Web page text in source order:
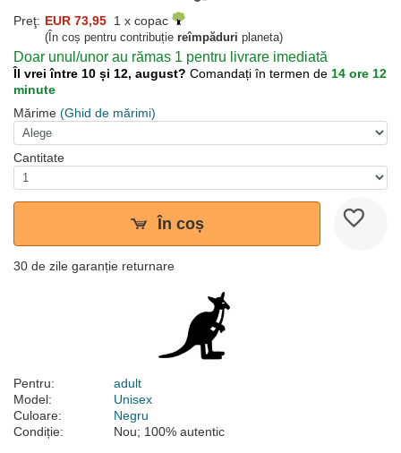
Preţ: EUR 73,95 1 x copac
(În coș pentru contribuție reîmpăduri planeta)
Doar unul/unor au rămas 1 pentru livrare imediată
Îl vrei între 10 și 12, august? Comandați în termen de 14 ore 12
minute
Mărime (Ghid de mărimi)
Cantitate
În coș
30 de zile garanție returnare
Pentru:
adult
Model:
Unisex
Culoare:
Negru
Condiție:
Nou; 100% autentic